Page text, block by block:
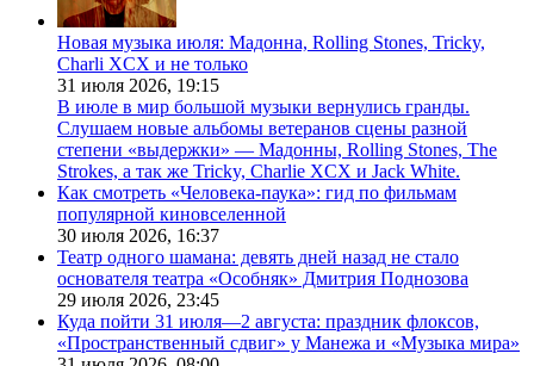
Новая музыка июля: Мадонна, Rolling Stones, Tricky,
Charli XCX и не только
31 июля 2026, 19:15
В июле в мир большой музыки вернулись гранды.
Слушаем новые альбомы ветеранов сцены разной
степени «выдержки» — Мадонны, Rolling Stones, The
Strokes, а так же Tricky, Charlie XCX и Jack White.
Как смотреть «Человека-паука»: гид по фильмам
популярной киновселенной
30 июля 2026, 16:37
Театр одного шамана: девять дней назад не стало
основателя театра «Особняк» Дмитрия Поднозова
29 июля 2026, 23:45
Куда пойти 31 июля—2 августа: праздник флоксов,
«Пространственный сдвиг» у Манежа и «Музыка мира»